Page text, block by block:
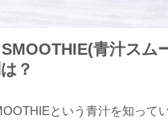
青汁スム
？
という青汁を知って